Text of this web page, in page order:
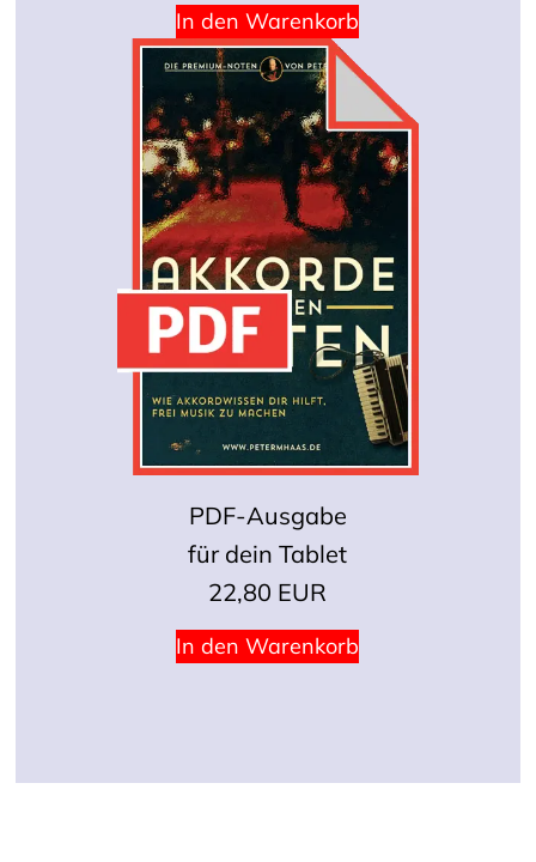
In den Warenkorb
PDF-Ausgabe
für dein Tablet
22,80 EUR
In den Warenkorb